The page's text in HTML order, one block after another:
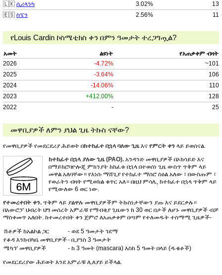
🇱🇰 ሲሪላንካ 3.02%
13
🇪🇸 ስፔን 2.56% 11
የLouis Cardin ኮስሜቲክስ ቀን በምን ዓመታት ተረጋግጧል?
አመት ልዩነት
የአጠቃቀም ብዛት
2026
-4.72%
~101
2025
-3.64%
106
2024
-14.06%
110
2023
+412.00%
128
2022
- 25
መዋቢያዎች ለምን ያህል ጊዜ ትኩስ ናቸው?
የመዋቢያዎች የመደርደሪያ ሕይወት በከተከፈተ በኋላ ባለው ጊዜእና የምርት ቀን ላይ ይወሰናል.
ከተከፈተ በኋላ ያለው ጊዜ (PAO). አንዳንድ መዋቢያዎች በኦክሳይድ እና
በማይክሮባዮሎጂ ምክንያት ከከፈቱ በኋላ በተወሰነ ጊዜ ውስጥ ጥቅም ላይ
መዋል አለባቸው። የእነሱ ማሸጊያ የተከፈተ ማሰሮ ስዕል አለው ፣ በውስጡም ፣
የወራትን ብዛት የሚወክል ቁጥር አለ። በዚህ ምሳሌ, ከተከፈተ በኋላ ጥቅም ላይ
የሚውለው 6 ወር ነው.
የተመረተበት ቀን. ጥቅም ላይ ያልዋሉ መዋቢያዎችም ትኩስነታቸውን ያጡ እና ይደርቃሉ።
በአውሮፓ ህብረት ህግ መሰረት አምራቹ የማብቂያ ጊዜውን ከ 30 ወር በታች ለሆኑ መዋቢያዎች ብቻ
ማስቀመጥ አለበት. ከተመረተበት ቀን ጀምሮ ለአጠቃቀም በጣም የተለመዱት ተስማሚ ጊዜዎች-
ሽቶዎች ከአልኮል ጋር
- ወደ 5 ዓመታት ገደማ
የቆዳ እንክብካቤ መዋቢያዎች - ቢያንስ 3 ዓመታት
ሜካፕ መዋቢያዎች
- ከ 3 ዓመት (mascara) እስከ 5 ዓመት በላይ (ዱቄቶች)
የመደርደሪያው ሕይወት እንደ አምራቹ ሊለያይ ይችላል.